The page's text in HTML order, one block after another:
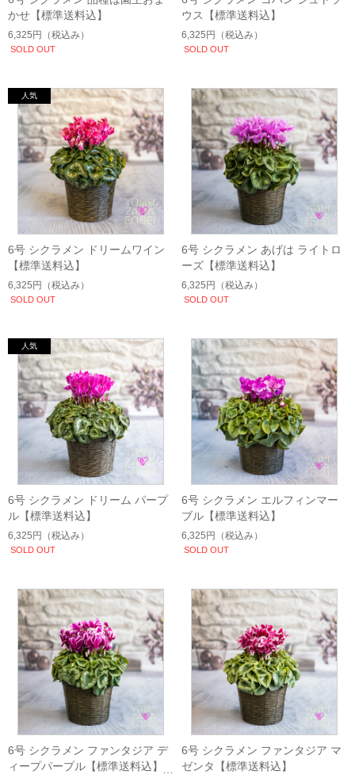
かせ【標準送料込】
6,325円 （税込み）
SOLD OUT
ウス【標準送料込】
6,325円 （税込み）
SOLD OUT
6号 シクラメン ドリームワイン
【標準送料込】
6,325円 （税込み）
SOLD OUT
6号 シクラメン あげは ライトロ
ーズ【標準送料込】
6,325円 （税込み）
SOLD OUT
6号 シクラメン ドリーム パープ
ル【標準送料込】
6,325円 （税込み）
SOLD OUT
6号 シクラメン エルフィンマー
ブル【標準送料込】
6,325円 （税込み）
SOLD OUT
6号 シクラメン ファンタジア デ
ィープパープル【標準送料込】
6号 シクラメン ファンタジア マ
ゼンタ【標準送料込】